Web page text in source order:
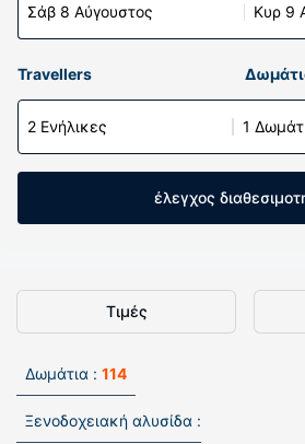
Σάβ 8 Αύγουστος Κυρ 9
Travellers
2 Ενήλικες 1
έλεγχος
Τιμές
Δωμάτια : 114
Ξενοδοχειακή αλυσίδα :